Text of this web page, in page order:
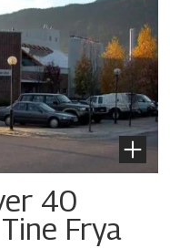
40
Frya